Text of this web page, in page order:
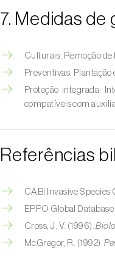
7. Medidas de
Culturais: Remoção de
Preventivas: Plantação
Proteção integrada:
compatíveis com
Referências
CABI Invasive Species
EPPO Global
Cross, J. V. (1996).
McGregor, R. (1992).